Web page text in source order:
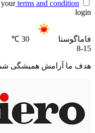
yourterms and condition
login
فاماگوستا
30 ℃
8-15
هدف ما آرامش همیشگی